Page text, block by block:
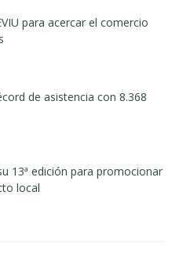
para acercar el comercio
de asistencia con 8.368
13ª edición para promocionar
local